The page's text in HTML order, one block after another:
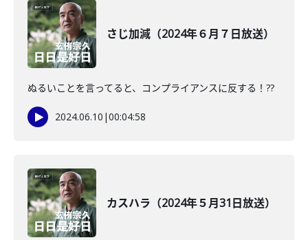
さじ加減（2024年６月７日放送）
ぬるいことを言ってると、コンプライアンスに反する！??
2024.06.10 |00:04:58
カスハラ（2024年５月31日放送）